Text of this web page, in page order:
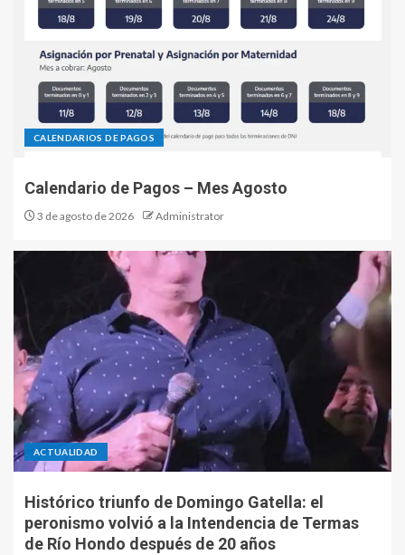
CALENDARIOS DE PAGOS
Calendario de Pagos – Mes Agosto
3 de agosto de 2026 Administrator
ACTUALIDAD
Histórico triunfo de Domingo Gatella: el
peronismo volvió a la Intendencia de Termas
de Río Hondo después de 20 años